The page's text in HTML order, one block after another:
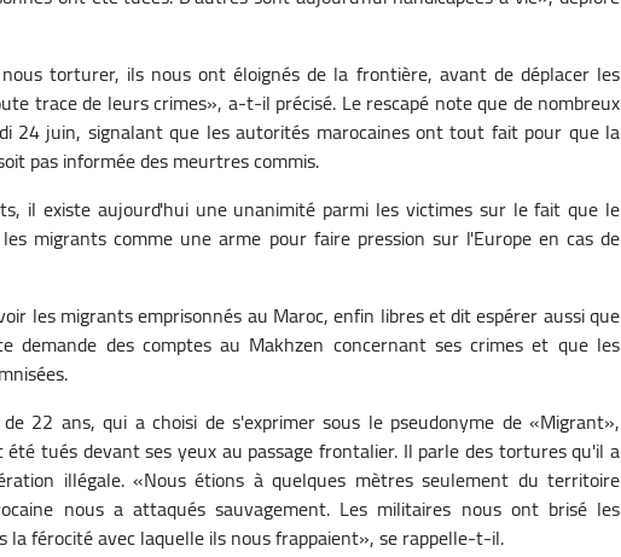
torturer, ils nous ont éloignés de la frontière, avant de déplacer les
trace de leurs crimes», a-t-il précisé. Le rescapé note que de nombreux
24 juin, signalant que les autorités marocaines ont tout fait pour que la
pas informée des meurtres commis.
il existe aujourd'hui une unanimité parmi les victimes sur le fait que le
migrants comme une arme pour faire pression sur l'Europe en cas de
les migrants emprisonnés au Maroc, enfin libres et dit espérer aussi que
demande des comptes au Makhzen concernant ses crimes et que les
22 ans, qui a choisi de s'exprimer sous le pseudonyme de «Migrant»,
tués devant ses yeux au passage frontalier. Il parle des tortures qu'il a
illégale. «Nous étions à quelques mètres seulement du territoire
nous a attaqués sauvagement. Les militaires nous ont brisé les
la férocité avec laquelle ils nous frappaient», se rappelle-t-il.